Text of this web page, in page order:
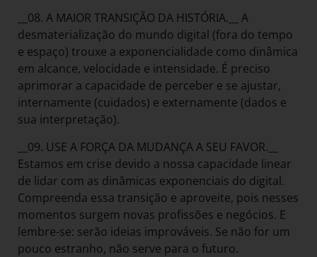
__08. A MAIOR TRANSIÇÃO DA HISTÓRIA.__ A
desmaterialização do mundo digital (fora do tempo
e espaço) trouxe a exponencialidade como dinâmica
em alcance, velocidade e intensidade. É preciso
aprimorar a capacidade de perceber e se ajustar,
internamente (cuidados) e externamente (dados e
sua interpretação).
__09. USE A FORÇA DA MUDANÇA A SEU FAVOR.__
Estamos em crise devido a nossa capacidade linear
de lidar com as dinâmicas exponenciais do digital.
Compreenda essa transição e aproveite, pois nesses
momentos surgem novas profissões e negócios. E
lembre-se: serão ideias improváveis. Se não for um
pouco estranho, não serve para o futuro.